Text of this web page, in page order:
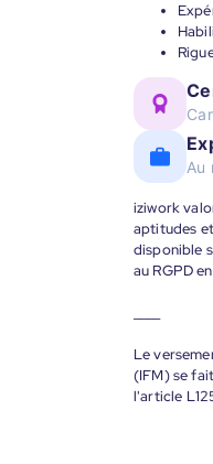
Au
iziwork
aptitudes
disponible
au RGPD
Le
(IFM) se
l'article